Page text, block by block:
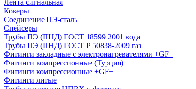
Лента сигнальная
Коверы
Соединение ПЭ-сталь
Спейсеры
Трубы ПЭ (ПНД) ГОСТ 18599-2001 вода
Трубы ПЭ (ПНД) ГОСТ Р 50838-2009 газ
Фитинги закладные с электронагревателями +GF+
Фитинги компрессионные (Турция)
Фитинги компрессионные +GF+
Фитинги литые